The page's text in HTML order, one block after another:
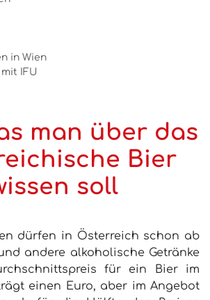
in Wien
IFU
man über das
Bier
soll
dürfen in Österreich schon ab
andere alkoholische Getränke
für ein Bier im
einen Euro, aber im Angebot